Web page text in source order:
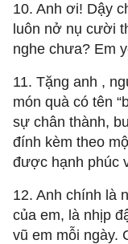
10. Anh ơi! Dậy
luôn nở nụ cười
nghe chưa? Em
11. Tặng anh ,
món quà có tên
sự chân thành,
đính kèm theo
được hạnh phúc
12. Anh chính là
của em, là nhịp
vũ em mỗi ngày.